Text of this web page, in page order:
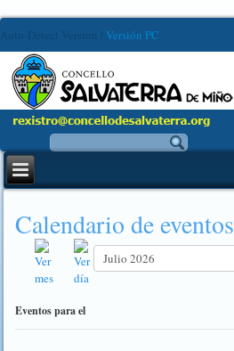
Auto-Detect Version Versión PC
Calendario de eventos
Eventos para el